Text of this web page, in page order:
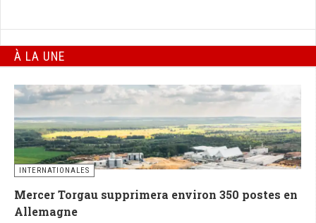
À LA UNE
INTERNATIONALES
Mercer Torgau supprimera environ 350 postes en
Allemagne